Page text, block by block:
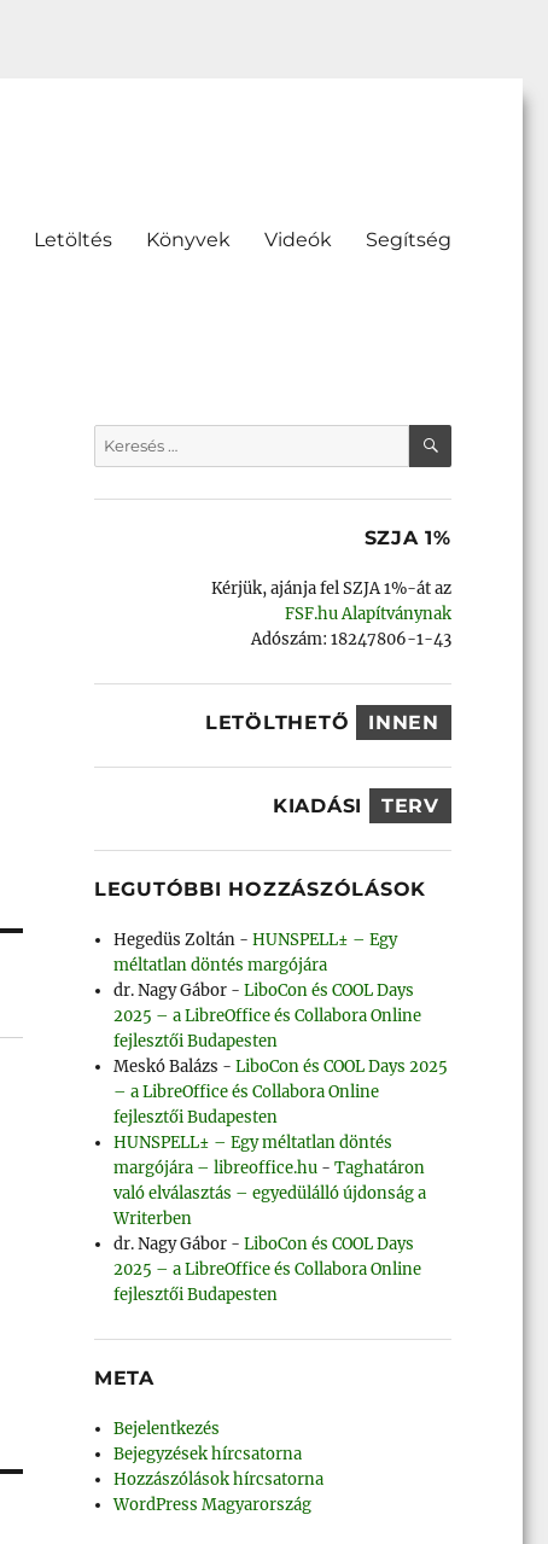
Letöltés Könyvek Videók Segítség
Keresés
a
KERESÉS
SZJA 1%
Kérjük, ajánja fel SZJA 1%-át az
FSF.hu Alapítványnak
Adószám: 18247806-1-43
LETÖLTHETŐ INNEN
KIADÁSI TERV
LEGUTÓBBI HOZZÁSZÓLÁSOK
Hegedüs Zoltán -HUNSPELL± – Egy
méltatlan döntés margójára
dr. Nagy Gábor -LiboCon és COOL Days
2025 – a LibreOffice és Collabora Online
fejlesztői Budapesten
Meskó Balázs -LiboCon és COOL Days 2025
– a LibreOffice és Collabora Online
fejlesztői Budapesten
HUNSPELL± – Egy méltatlan döntés
margójára – libreoffice.hu -Taghatáron
való elválasztás – egyedülálló újdonság a
Writerben
dr. Nagy Gábor -LiboCon és COOL Days
2025 – a LibreOffice és Collabora Online
fejlesztői Budapesten
META
Bejelentkezés
Bejegyzések hírcsatorna
Hozzászólások hírcsatorna
WordPress Magyarország